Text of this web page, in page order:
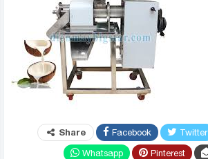
Share Facebook Twitter
Whatsapp
Pinterest